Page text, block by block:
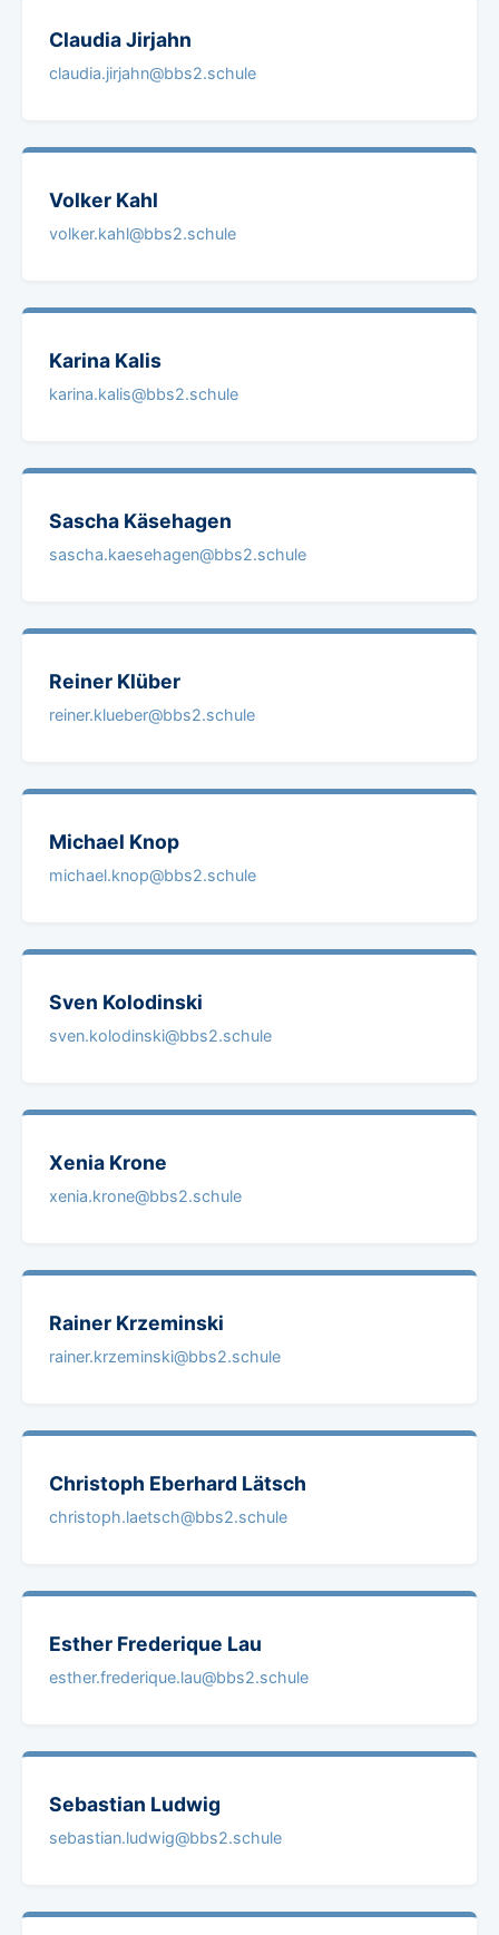
ClaudiaJirjahn
claudia.jirjahn@bbs2.schule
Volker Kahl
volker.kahl@bbs2.schule
Karina Kalis
karina.kalis@bbs2.schule
Sascha Käsehagen
sascha.kaesehagen@bbs2.schule
Reiner Klüber
reiner.klueber@bbs2.schule
Michael Knop
michael.knop@bbs2.schule
Sven Kolodinski
sven.kolodinski@bbs2.schule
Xenia Krone
xenia.krone@bbs2.schule
Rainer Krzeminski
rainer.krzeminski@bbs2.schule
Christoph Eberhard Lätsch
christoph.laetsch@bbs2.schule
Esther Frederique Lau
esther.frederique.lau@bbs2.schule
Sebastian Ludwig
sebastian.ludwig@bbs2.schule